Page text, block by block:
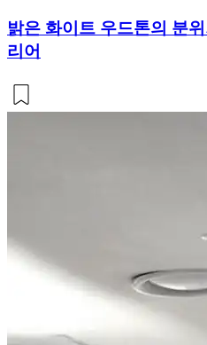
밝은 화이트 우드톤의 분
리어